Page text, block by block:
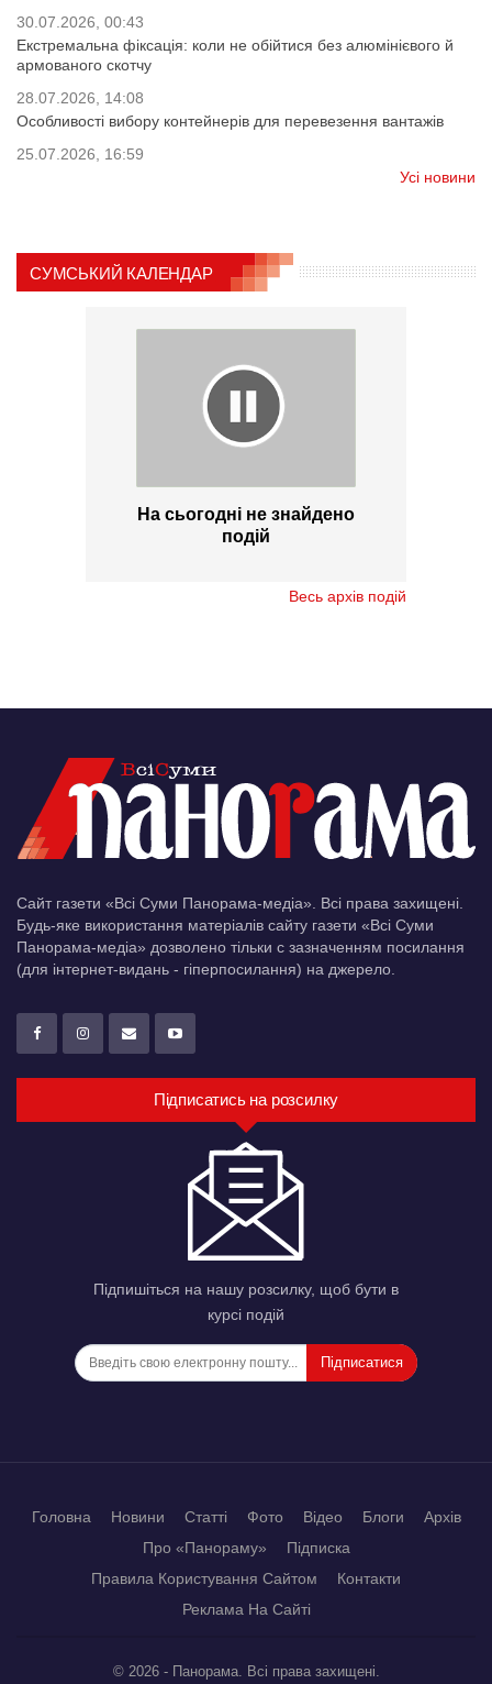
30.07.2026, 00:43
Екстремальна фіксація: коли не обійтися без алюмінієвого й
армованого скотчу
28.07.2026, 14:08
Особливості вибору контейнерів для перевезення вантажів
25.07.2026, 16:59
Усі новини
СУМСЬКИЙ КАЛЕНДАР
На сьогодні не знайдено
подій
Весь архів подій
Сайт газети «Всі Суми Панорама-медіа». Всі права захищені.
Будь-яке використання матеріалів сайту газети «Всі Суми
Панорама-медіа» дозволено тільки c зазначенням посилання
(для інтернет-видань - гіперпосилання) на джерело.
Підписатись на розсилку
Підпишіться на нашу розсилку, щоб бути в
курсі подій
Підписатися
Головна Новини Статті Фото Відео Блоги
Архів
Про «Панораму»
Підписка
Правила Користування Сайтом
Контакти
Реклама На Сайті
© 2026 - Панорама. Всі права захищені.